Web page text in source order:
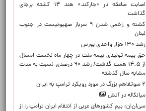
اصابت صاعقه در «جارکند» هند ۱۴ کشته برجای
گذاشت
کشته و زخمی شدن ۹ سرباز صهیونیست در جنوب
لبنان
رشد ۱۳۰ هزار واحدی بورس
حق بیمه تولیدی بیمه ملت در چهار ماه نخست امسال
از ۱۴.۵ همت گذشت/ رشد ۹۰ درصدی نسبت به مدت
مشابه سال گذشته
۲ سوتفاهم بزرگ در مورد رویکرد ترامپ به ایران
میانکاله در آتش
سی‌ان‌ان: بیم کشورهای عربی از انتقام ایران ترامپ را از